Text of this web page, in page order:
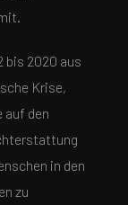
bis 2020 aus
Krise,
auf den
in den
zu